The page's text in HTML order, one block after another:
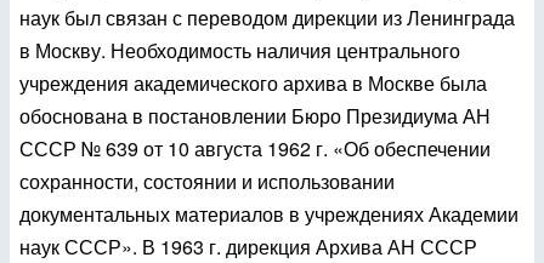
наук был связан с переводом дирекции из Ленинграда
в Москву. Необходимость наличия центрального
учреждения академического архива в Москве была
обоснована в постановлении Бюро Президиума АН
СССР № 639 от 10 августа 1962 г. «Об обеспечении
сохранности, состоянии и использовании
документальных материалов в учреждениях Академии
наук СССР». В 1963 г. дирекция Архива АН СССР